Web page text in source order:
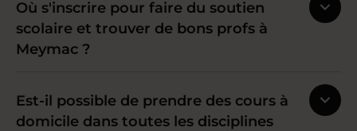
Où s'inscrire pour faire du soutien
scolaire et trouver de bons profs à
Meymac ?
Est-il possible de prendre des cours à
domicile dans toutes les disciplines